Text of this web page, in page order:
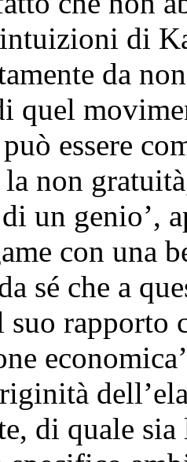
di
da
quel
essere
non
un genio’,
con una
sé che a
suo rapporto
di quale